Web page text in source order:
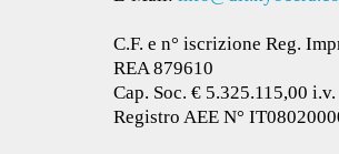
C.F. e n° iscrizione Reg.
REA 879610
Cap. Soc. € 5.325.115,00 i.v.
Registro AEE N°